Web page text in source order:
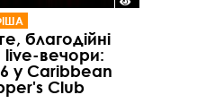
благодійні
live-вечори:
у Caribbean
Club